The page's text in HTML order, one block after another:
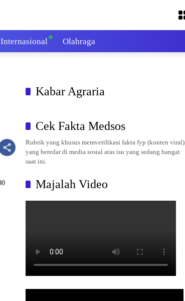
Internasional Olahraga
Kabar Agraria
Cek Fakta Medsos
Rubrik yang khusus memverifikasi fakta fyp (konten viral)
yang beredar di media sosial atas isu yang sedang hangat
saat ini.
Majalah Video